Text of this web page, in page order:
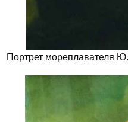
Портрет мореплавателя